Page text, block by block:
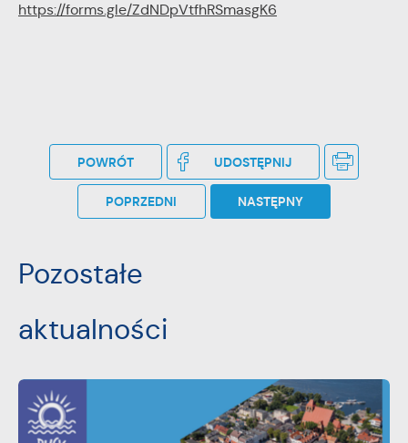
https://forms.gle/ZdNDpVtfhRSmasgK6
POWRÓT UDOSTĘPNIJ
POPRZEDNI NASTĘPNY
Pozostałe
aktualności